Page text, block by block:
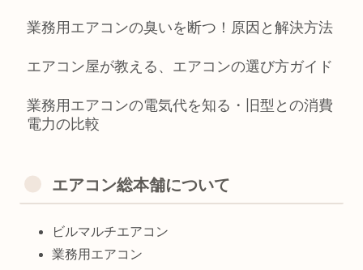
業務用エアコンの臭いを断つ！原因と解決方法
エアコン屋が教える、エアコンの選び方ガイド
業務用エアコンの電気代を知る・旧型との消費
電力の比較
エアコン総本舗について
ビルマルチエアコン
業務用エアコン